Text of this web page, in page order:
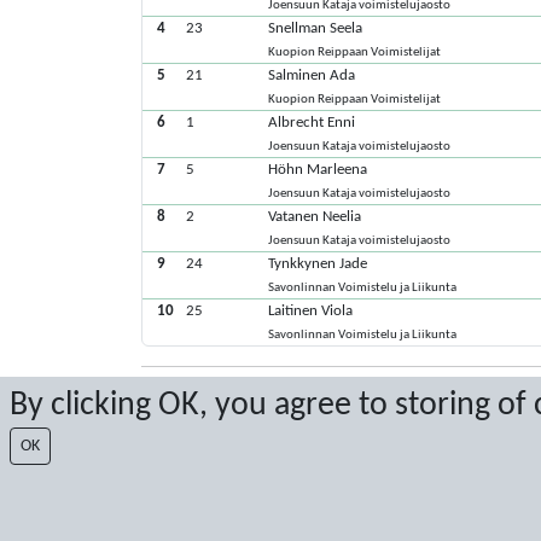
By clicking OK, you agree to storing
OK
Joensuun Kataja voimistelujaosto
4 23 Snellman Seela
Kuopion Reippaan Voimistelijat
5 21 Salminen Ada
Kuopion Reippaan Voimistelijat
6 1 Albrecht Enni
Joensuun Kataja voimistelujaosto
7 5 Höhn Marleena
Joensuun Kataja voimistelujaosto
8 2 Vatanen Neelia
Joensuun Kataja voimistelujaosto
9 24 Tynkkynen Jade
Savonlinnan Voimistelu ja Liikunta
10 25 Laitinen Viola
Savonlinnan Voimistelu ja Liikunta
Viimeisimmät pisteet: 18.3.2023 18.13.54